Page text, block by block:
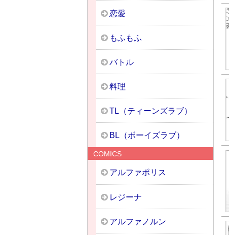
恋愛
もふもふ
バトル
料理
TL（ティーンズラブ）
BL（ボーイズラブ）
COMICS
アルファポリス
レジーナ
アルファノルン